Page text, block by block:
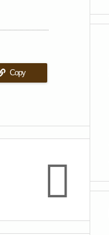
Copy
